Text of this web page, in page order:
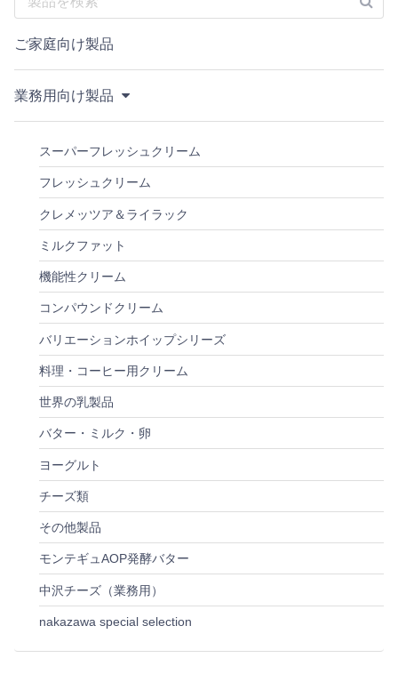
ご家庭向け製品
業務用向け製品
スーパーフレッシュクリーム
フレッシュクリーム
クレメッツア＆ライラック
ミルクファット
機能性クリーム
コンパウンドクリーム
バリエーションホイップシリーズ
料理・コーヒー用クリーム
世界の乳製品
バター・ミルク・卵
ヨーグルト
チーズ類
その他製品
モンテギュAOP発酵バター
中沢チーズ（業務用）
nakazawa special selection